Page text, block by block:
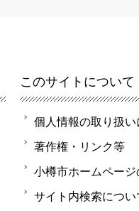
このサイトについて
個人情報の取り扱い
著作権・リンク等
小樽市ホームペー
サイト内検索につい